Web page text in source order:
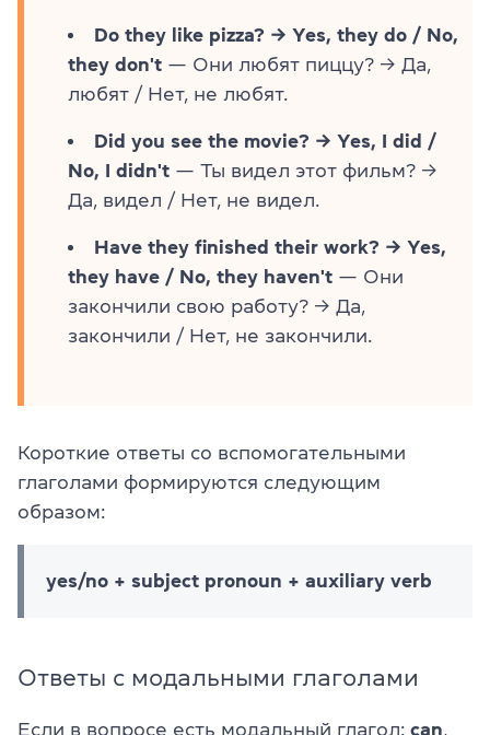
Do they like pizza? → Yes, they do / No,
they don't — Они любят пиццу? → Да,
любят / Нет, не любят.
Did you see the movie? → Yes, I did /
No, I didn't — Ты видел этот фильм? →
Да, видел / Нет, не видел.
Have they finished their work? → Yes,
they have / No, they haven't — Они
закончили свою работу? → Да,
закончили / Нет, не закончили.
Короткие ответы со вспомогательными
глаголами формируются следующим
образом:
yes/no + subject pronoun + auxiliary verb
Ответы с модальными глаголами
Если в вопросе есть модальный глагол: can,